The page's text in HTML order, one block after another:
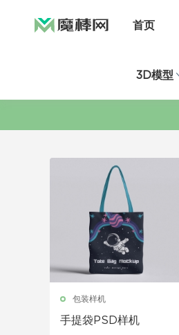
首页
3D模型
包装样机
手提袋PSD样机